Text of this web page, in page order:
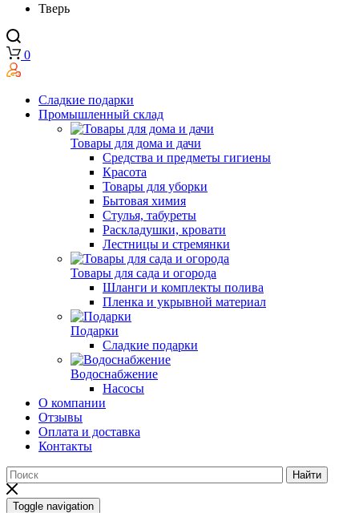
Тверь
0
Сладкие подарки
Промышленный склад
Товары для дома и дачи
Средства и предметы гигиены
Красота
Товары для уборки
Бытовая химия
Стулья, табуреты
Раскладушки, кровати
Лестницы и стремянки
Товары для сада и огорода
Шланги и комплекты полива
Пленка и укрывной материал
Подарки
Cладкие подарки
Водоснабжение
Насосы
О компании
Отзывы
Оплата и доставка
Контакты
Найти
Toggle navigation